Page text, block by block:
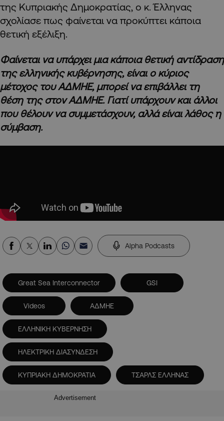
της Κυπριακής Δημοκρατίας, ο κ. Έλληνας
σχολίασε πως φαίνεται να προκύπτει κάποια
θετική εξέλιξη.
Φαίνεται να υπάρχει μια κάποια θετική αντίδραση
της ελληνικής κυβέρνησης, είναι ο κύριος
μέτοχος του ΑΔΜΗΕ, μπορεί να επιβάλλει τη
θέση της στον ΑΔΜΗΕ. Γιατί υπάρχουν και άλλοι
που θέλουν να συμμετάσχουν, αλλά είναι λάθος η
σύμβαση.
Alpha Podcasts
Great Sea Interconnector GSI
Videos ΑΔΜΗΕ
ΕΛΛΗΝΙΚΗ ΚΥΒΕΡΝΗΣΗ
ΗΛΕΚΤΡΙΚΗ ΔΙΑΣΥΝΔΕΣΗ
ΚΥΠΡΙΑΚΗ ΔΗΜΟΚΡΑΤΙΑ ΤΣΑΡΛΣ ΕΛΛΗΝΑΣ
Advertisement